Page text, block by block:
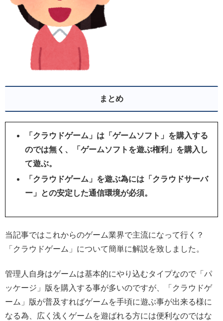
まとめ
「クラウドゲーム」は「ゲームソフト」を購入する
のでは無く、「ゲームソフトを遊ぶ権利」を購入し
て遊ぶ。
「クラウドゲーム」を遊ぶ為には「クラウドサーバ
ー」との安定した通信環境が必須。
当記事ではこれからのゲーム業界で主流になって行く？
「クラウドゲーム」について簡単に解説を致しました。
管理人自身はゲームは基本的にやり込むタイプなので「パ
ッケージ」版を購入する事が多いのですが、「クラウドゲ
ーム」版が普及すればゲームを手頃に遊ぶ事が出来る様に
なる為、広く浅くゲームを遊ばれる方には便利なのではな